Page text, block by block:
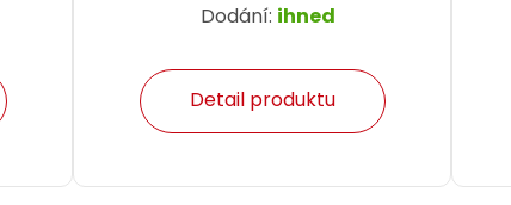
Dodání: ihned
Detail produktu